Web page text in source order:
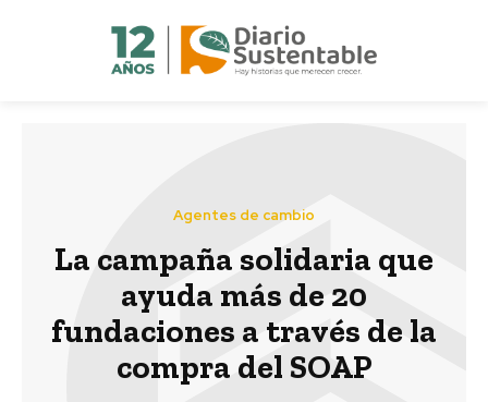
Agentes de cambio
La campaña solidaria que
ayuda más de 20
fundaciones a través de la
compra del SOAP